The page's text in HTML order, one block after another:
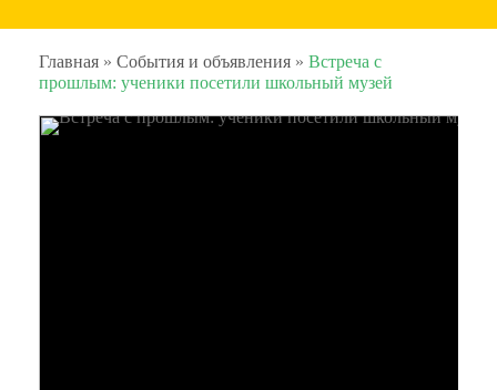
Главная » События и объявления » Встреча с
прошлым: ученики посетили школьный музей